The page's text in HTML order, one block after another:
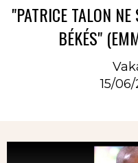
"PATRICE TALON
BÉKÉS"
15/